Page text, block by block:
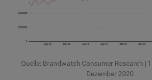
Quelle: Brandwatch Consumer Research |
Dezember 2020